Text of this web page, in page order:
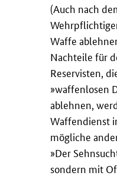
(Auch nach
Waffe
Nachteile für
Reservisten,
»waffenlosen
ablehnen,
Waffendienst
mögliche
»Der
sondern mit